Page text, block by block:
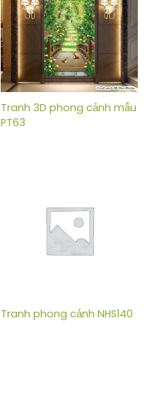
Tranh 3D phong cảnh mẫu
PT63
Tranh phong cảnh NHS140